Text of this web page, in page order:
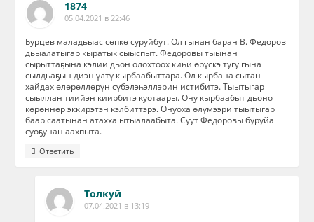
1874
05.04.2021 в 22:46
Бурцев маладьыас сөпкө суруйбут. Ол гынан баран В. Федоров
дьыалатыгар кыратык сыыспыт. Федоровы тыынан
сырыттаҕына кэлии дьон олохтоох киһи өрүскэ тугу гына
сылдьаҕын диэн үлтү кырбаабыттара. Ол кырбана сытан
хайдах өлөрөллөрүн сүбэлэһэллэрин истибитэ. Тыытыгар
сыыллан тиийэн киирбитэ куотаары. Ону кырбаабыт дьоно
көрөннөр эккирэтэн кэлбиттэрэ. Онуоха өлүмээри тыытыгар
баар саатынан атахха ытыалаабыта. Суут Федоровы буруйа
суоҕунан аахпыта.
Ответить
Толкуй
07.04.2021 в 13:19